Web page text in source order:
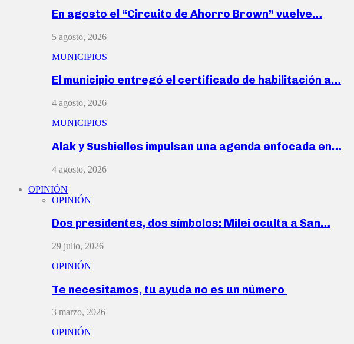
En agosto el “Circuito de Ahorro Brown” vuelve…
5 agosto, 2026
MUNICIPIOS
El municipio entregó el certificado de habilitación a…
4 agosto, 2026
MUNICIPIOS
Alak y Susbielles impulsan una agenda enfocada en…
4 agosto, 2026
OPINIÓN
OPINIÓN
Dos presidentes, dos símbolos: Milei oculta a San…
29 julio, 2026
OPINIÓN
Te necesitamos, tu ayuda no es un número
3 marzo, 2026
OPINIÓN